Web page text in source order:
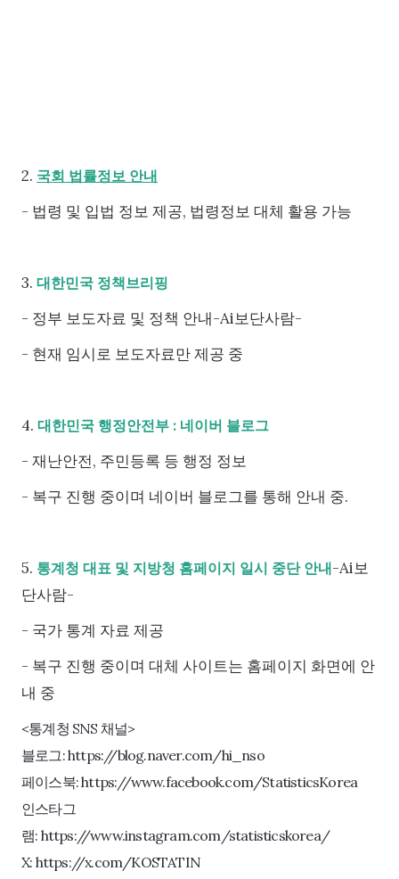
2. 국회 법률정보 안내
- 법령 및 입법 정보 제공, 법령정보 대체 활용 가능
3. 대한민국 정책브리핑
- 정부 보도자료 및 정책 안내-Ai보단사람-
- 현재 임시로 보도자료만 제공 중
4. 대한민국 행정안전부 : 네이버 블로그
- 재난안전, 주민등록 등 행정 정보
- 복구 진행 중이며 네이버 블로그를 통해 안내 중.
5. 통계청 대표 및 지방청 홈페이지 일시 중단 안내-Ai보
단사람-
- 국가 통계 자료 제공
- 복구 진행 중이며 대체 사이트는 홈페이지 화면에 안
내 중
<통계청 SNS 채널>
블로그:https://blog.naver.com/hi_nso
페이스북:https://www.facebook.com/StatisticsKorea
인스타그
램: https://www.instagram.com/statisticskorea/
X: https://x.com/KOSTATIN